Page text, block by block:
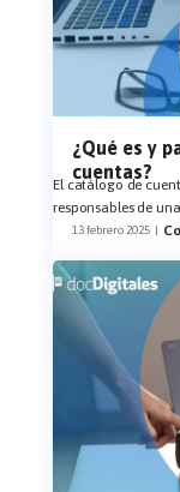
¿Qué es y
cuentas?
El catálogo de
responsables de
13 febrero 2025 |